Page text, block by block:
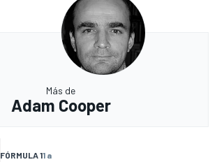
Más de
Adam Cooper
FÓRMULA 11 a